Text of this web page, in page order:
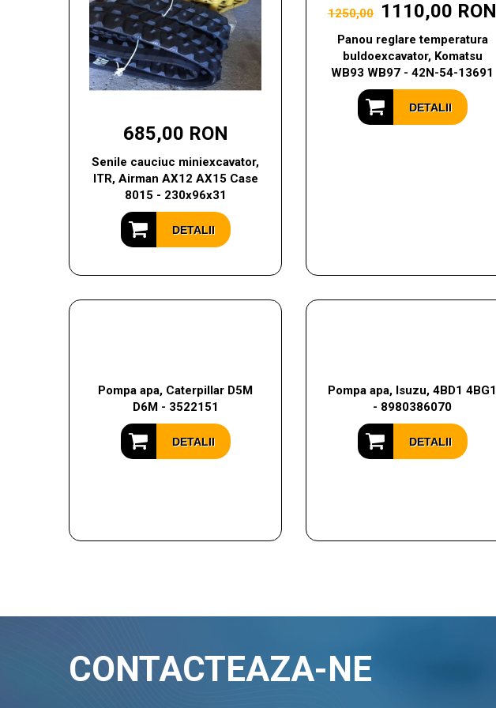
685,00 RON
Senile cauciuc miniexcavator,
ITR, Airman AX12 AX15 Case
8015 - 230x96x31
DETALII
1250,00 1110,00 RON
Panou reglare temperatura
buldoexcavator, Komatsu
WB93 WB97 - 42N-54-13691
DETALII
Pompa apa, Caterpillar D5M
D6M - 3522151
DETALII
Pompa apa, Isuzu, 4BD1 4BG1
- 8980386070
DETALII
CONTACTEAZA-NE